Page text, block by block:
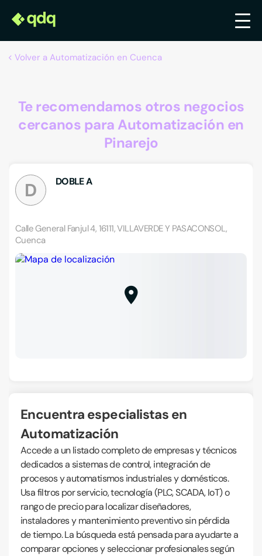
Volver a Automatización en Cuenca
Te recomendamos otros negocios
cercanos para Automatización en
Pinarejo
D DOBLE A
Calle General Fanjul 4, 16111, VILLAVERDE Y PASACONSOL,
Cuenca
Encuentra especialistas en
Automatización
Accede a un listado completo de empresas y técnicos
dedicados a sistemas de control, integración de
procesos y automatismos industriales y domésticos.
Usa filtros por servicio, tecnología (PLC, SCADA, IoT) o
rango de precio para localizar diseñadores,
instaladores y mantenimiento preventivo sin pérdida
de tiempo. La búsqueda está pensada para ayudarte a
comparar opciones y seleccionar profesionales según